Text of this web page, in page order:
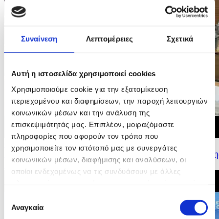
Συναίνεση Λεπτομέρειες Σχετικά
Αυτή η ιστοσελίδα χρησιμοποιεί cookies
Χρησιμοποιούμε cookie για την εξατομίκευση
περιεχομένου και διαφημίσεων, την παροχή λειτουργιών
κοινωνικών μέσων και την ανάλυση της
επισκεψιμότητάς μας. Επιπλέον, μοιραζόμαστε
πληροφορίες που αφορούν τον τρόπο που
χρησιμοποιείτε τον ιστότοπό μας με συνεργάτες
κοινωνικών μέσων, διαφήμισης και αναλύσεων, οι
οποίοι ενδεχομένως να τις συνδυάσουν με άλλες
των υπηρεσιών τους.
συγκατάθεσης
Αναγκαία
09/07/2026 16:19
Δήλωση Υπουργού Εσωτερικών για τα αποτελέσματα
Κυπριακής Προεδρίας του Συμβουλίου της...